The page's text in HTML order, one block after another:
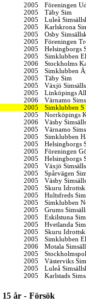
2005
Föreningen
2005
Täby Sim
2005
Luleå
2005
Karlskrona
2005
Osby
2005
Föreningen
2005
Helsingborgs
2005
Simklubben
2006
Stockholms
2005
Simklubben
2005
Täby Sim
2005
Växjö
2005
Linköpings
2006
Värnamo
2005
Simklubben S
2005
Norrköpings
2006
Väsby
2005
Värnamo
2005
Simklubben
2005
Helsingborgs
2005
Föreningen
2005
Helsingborgs
2005
Växjö
2005
Spårvägen
2005
Väsby
2005
Skuru
2005
Hultsfreds
2005
Simklubben
2005
Grums
2005
Eskilstuna
2005
Hvetlanda
2005
Skuru
2005
Simklubben
2006
Motala
2005
2005
Västerviks
2005
Luleå
2005 Karlstads
år - Försök